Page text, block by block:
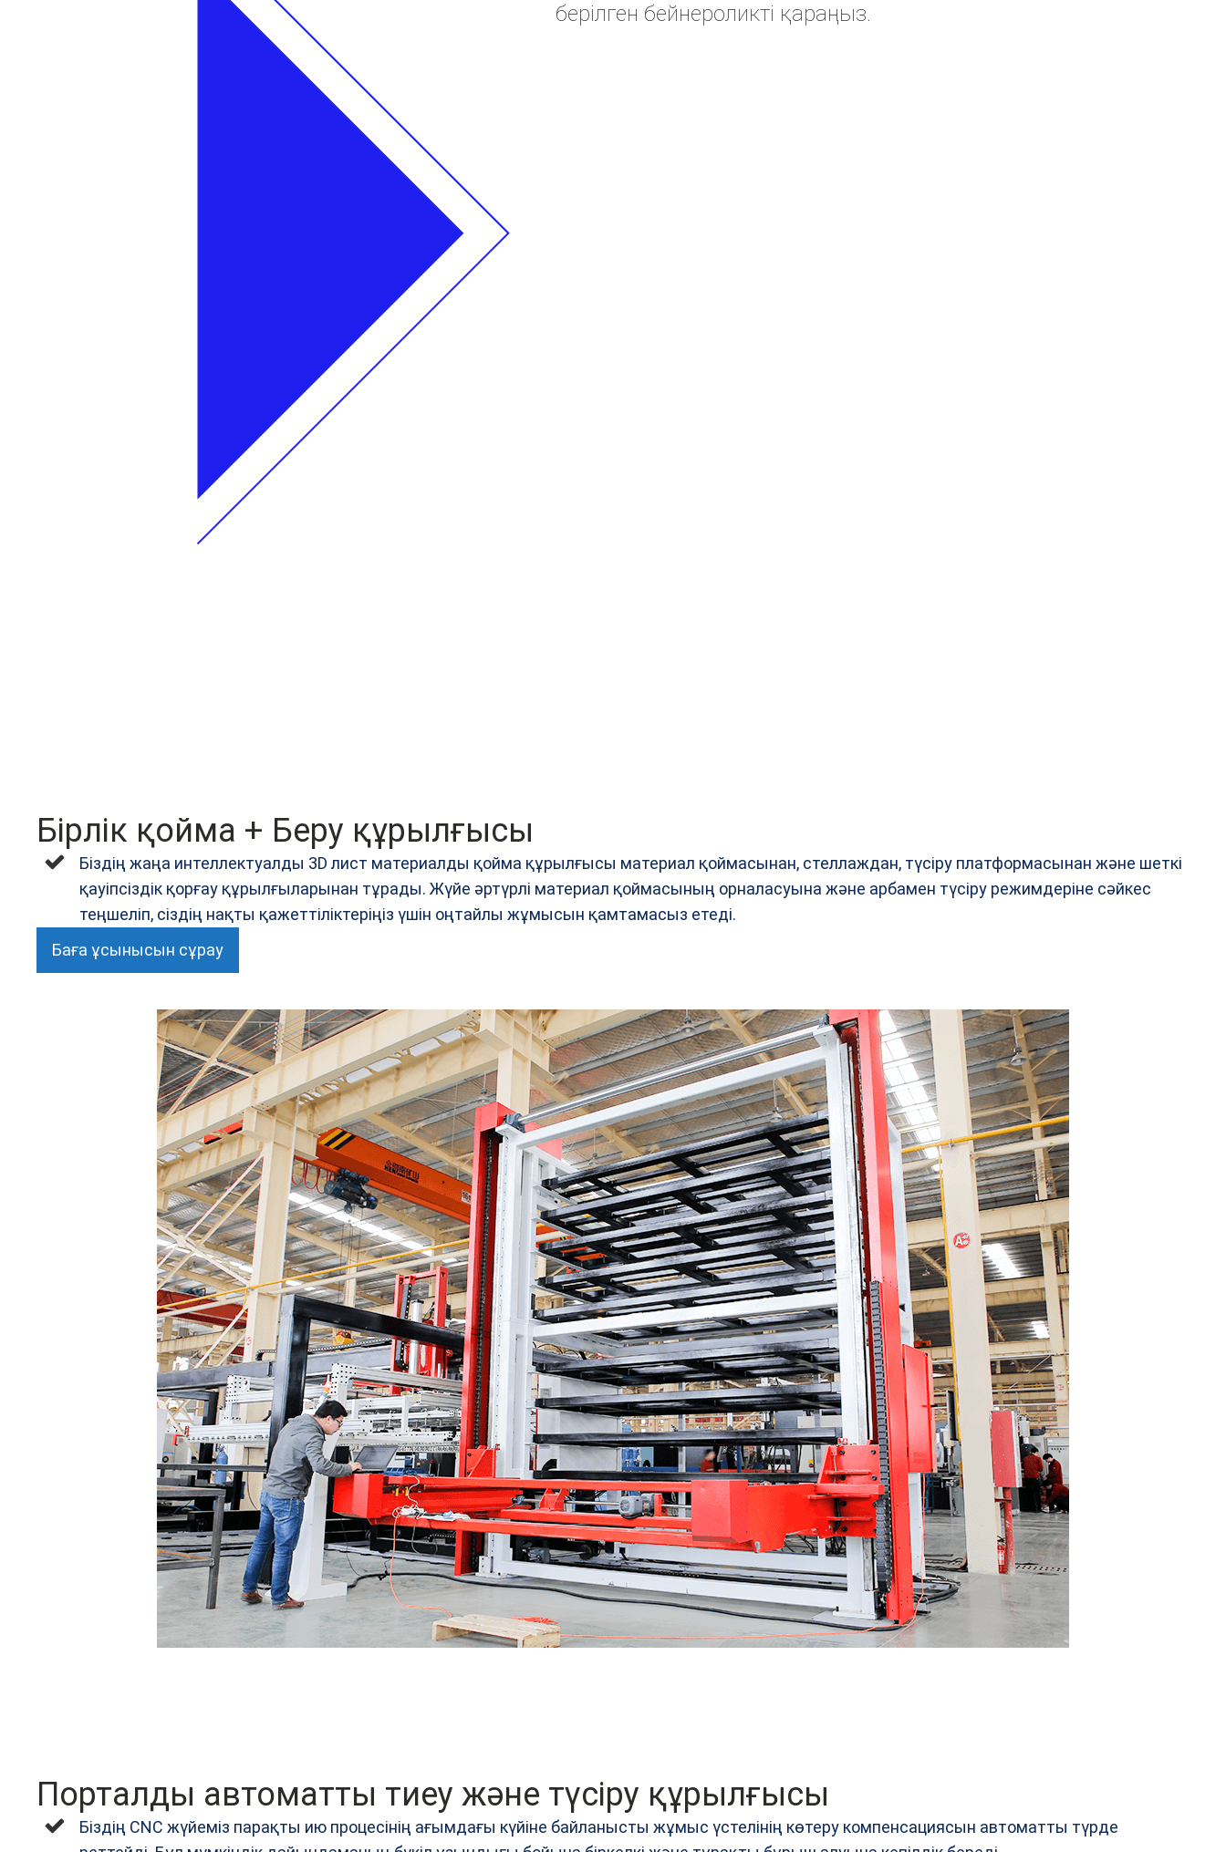
берілген бейнероликті қараңыз.
Бірлік қойма + Беру құрылғысы
Біздің жаңа интеллектуалды 3D лист материалды қойма құрылғысы материал қоймасынан, стеллаждан, түсіру платформасынан және шеткі
қауіпсіздік қорғау құрылғыларынан тұрады. Жүйе әртүрлі материал қоймасының орналасуына және арбамен түсіру режимдеріне сәйкес
теңшеліп, сіздің нақты қажеттіліктеріңіз үшін оңтайлы жұмысын қамтамасыз етеді.
Баға ұсынысын сұрау
Порталды автоматты тиеу және түсіру құрылғысы
Біздің CNC жүйеміз парақты ию процесінің ағымдағы күйіне байланысты жұмыс үстелінің көтеру компенсациясын автоматты түрде